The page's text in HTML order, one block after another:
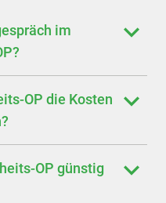
im
OP die Kosten
OP günstig